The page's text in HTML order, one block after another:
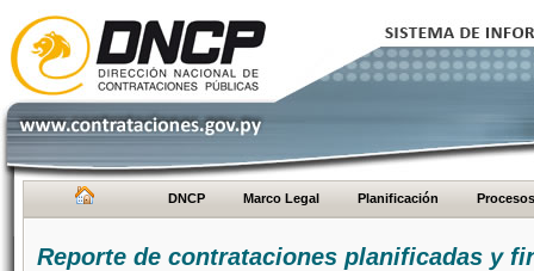
DNCP Marco Legal Planificación Procesos
Reporte de contrataciones planificadas y